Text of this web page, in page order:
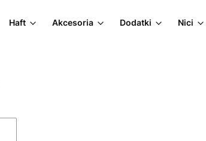
Haft Akcesoria Dodatki Nici